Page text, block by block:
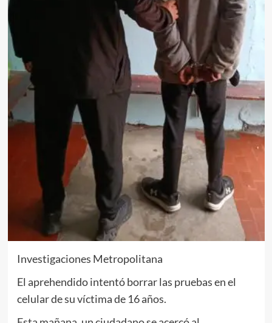
Investigaciones Metropolitana
El aprehendido intentó borrar las pruebas en el
celular de su víctima de 16 años.